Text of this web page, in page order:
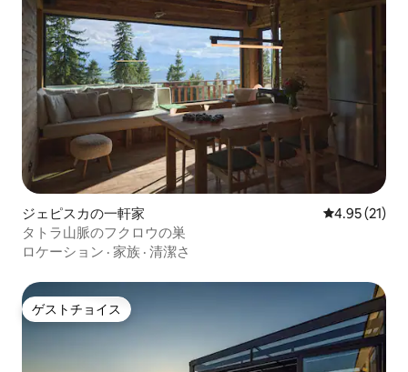
ジェピスカの一軒家 レビュー21
4.95 (21)
タトラ山脈のフクロウの巣
ロケーション · 家族 · 清潔さ
ゲストチョイス
ゲストチョイス